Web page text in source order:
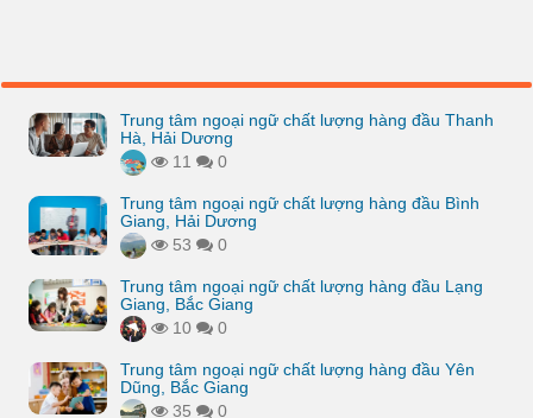
Trung tâm ngoại ngữ chất lượng hàng đầu Thanh
Hà, Hải Dương
11
0
Trung tâm ngoại ngữ chất lượng hàng đầu Bình
Giang, Hải Dương
53
0
Trung tâm ngoại ngữ chất lượng hàng đầu Lạng
Giang, Bắc Giang
10
0
Trung tâm ngoại ngữ chất lượng hàng đầu Yên
Dũng, Bắc Giang
35
0